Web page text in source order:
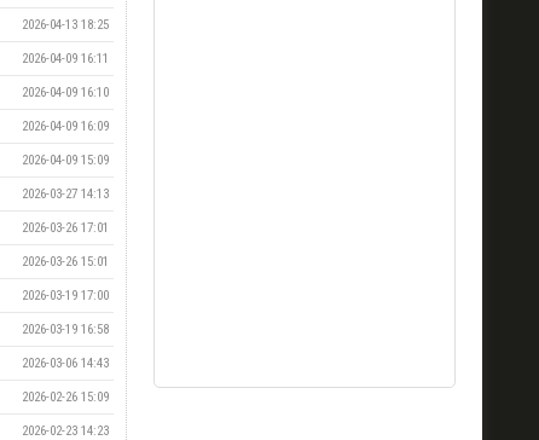
2026-04-13 18:25
2026-04-09 16:11
2026-04-09 16:10
2026-04-09 16:09
2026-04-09 15:09
2026-03-27 14:13
2026-03-26 17:01
2026-03-26 15:01
2026-03-19 17:00
2026-03-19 16:58
2026-03-06 14:43
2026-02-26 15:09
2026-02-23 14:23